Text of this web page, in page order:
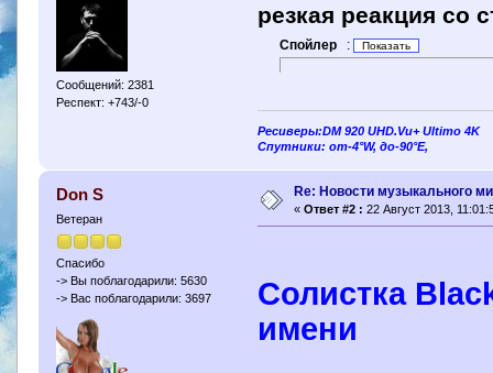
Сообщений: 2381
Респект: +743/-0
резкая реакция со
Спойлер :
Ресиверы:DM 920 UHD.Vu+ Ultimo 4K
Спутники: от-4°W, до-90°E,
Don S
Ветеран
Спасибо
-> Вы поблагодарили: 5630
-> Вас поблагодарили: 3697
Re: Новости музыкального
« Ответ #2 : 22 Август 2013,
Солистка
имени